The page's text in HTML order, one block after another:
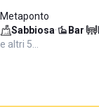
Metaponto
Sabbiosa· Bar·
e altri 5…